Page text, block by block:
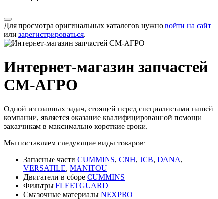
Для просмотра оригинальных каталогов нужно войти на сайт
или зарегистрироваться.
Интернет-магазин запчастей
СМ-АГРО
Одной из главных задач, стоящей перед специалистами нашей
компании, является оказание квалифицированной помощи
заказчикам в максимально короткие сроки.
Мы поставляем следующие виды товаров:
Запасные части CUMMINS, CNH, JCB, DANA,
VERSATILE, MANITOU
Двигатели в сборе CUMMINS
Фильтры FLEETGUARD
Смазочные материалы NEXPRO